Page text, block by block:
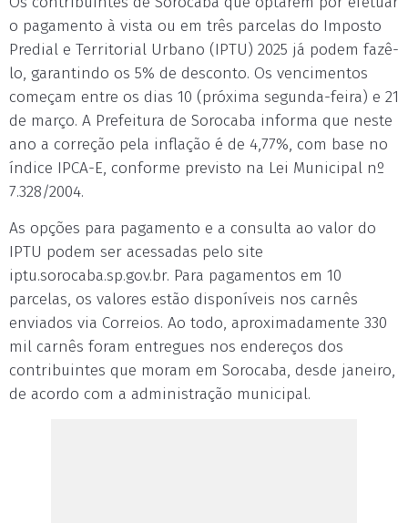
o pagamento à vista ou em três parcelas do Imposto
Predial e Territorial Urbano (IPTU) 2025 já podem fazê-
lo, garantindo os 5% de desconto. Os vencimentos
começam entre os dias 10 (próxima segunda-feira) e 21
de março. A Prefeitura de Sorocaba informa que neste
ano a correção pela inflação é de 4,77%, com base no
índice IPCA-E, conforme previsto na Lei Municipal nº
7.328/2004.
As opções para pagamento e a consulta ao valor do
IPTU podem ser acessadas pelo site
iptu.sorocaba.sp.gov.br. Para pagamentos em 10
parcelas, os valores estão disponíveis nos carnês
enviados via Correios. Ao todo, aproximadamente 330
mil carnês foram entregues nos endereços dos
contribuintes que moram em Sorocaba, desde janeiro,
de acordo com a administração municipal.